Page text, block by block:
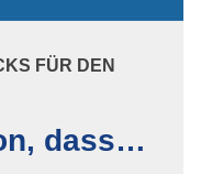
FÜR DEN
dass…